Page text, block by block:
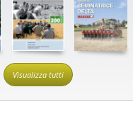
Visualizza tutti